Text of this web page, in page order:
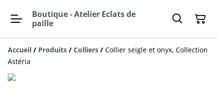
Boutique - Atelier Eclats de
paille
Accueil / Produits / Colliers / Collier seigle et onyx, Collection
Astéria